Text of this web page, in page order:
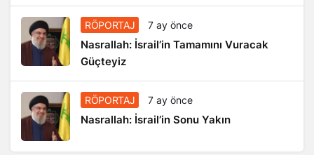
RÖPORTAJ 7 ay önce
Nasrallah: İsrail’in Tamamını Vuracak
Güçteyiz
RÖPORTAJ 7 ay önce
Nasrallah: İsrail’in Sonu Yakın